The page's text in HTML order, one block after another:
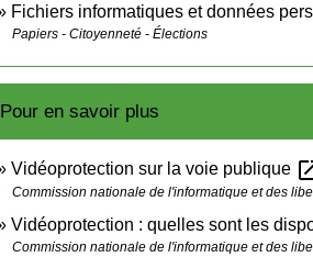
Fichiers informatiques et données
Papiers - Citoyenneté - Élections
Pour en savoir plus
Vidéoprotection sur la voie publique
Commission nationale de l'informatique et des
Vidéoprotection : quelles sont les
Commission nationale de l'informatique et des